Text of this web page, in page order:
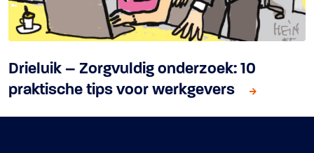
Drieluik – Zorgvuldig onderzoek: 10
praktische tips voor werkgevers